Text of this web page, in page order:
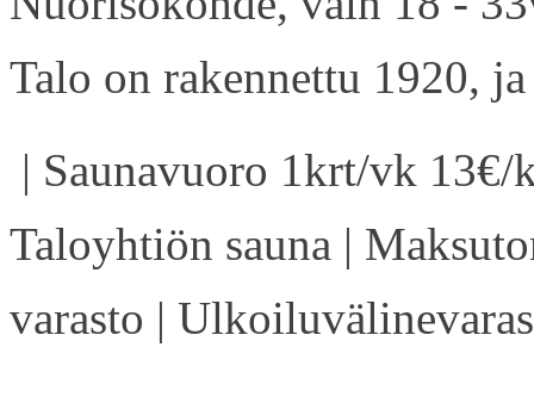
Talo on rakennettu 1920,
| Saunavuoro 1krt/vk
Taloyhtiön sauna |
varasto |